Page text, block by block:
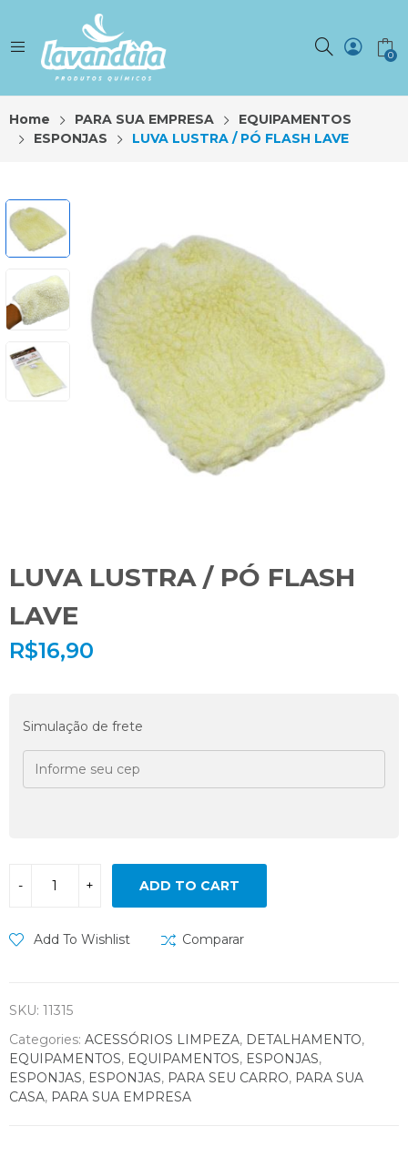
0
Home PARA SUA EMPRESA
EQUIPAMENTOS
ESPONJAS
LUVA LUSTRA / PÓ FLASH LAVE
LUVA LUSTRA / PÓ FLASH
LAVE
R$16,90
Simulação de frete
ADD TO CART
Add To Wishlist Comparar
SKU: 11315
Categories: ACESSÓRIOS LIMPEZA, DETALHAMENTO,
EQUIPAMENTOS, EQUIPAMENTOS, ESPONJAS,
ESPONJAS, ESPONJAS, PARA SEU CARRO, PARA SUA
CASA, PARA SUA EMPRESA